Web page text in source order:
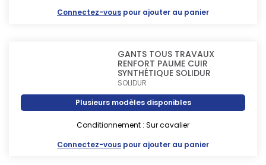
Connectez-vous pour ajouter au panier
GANTS TOUS TRAVAUX
RENFORT PAUME CUIR
SYNTHÉTIQUE SOLIDUR
SOLIDUR
Plusieurs modèles disponibles
Conditionnement : Sur cavalier
Connectez-vous pour ajouter au panier